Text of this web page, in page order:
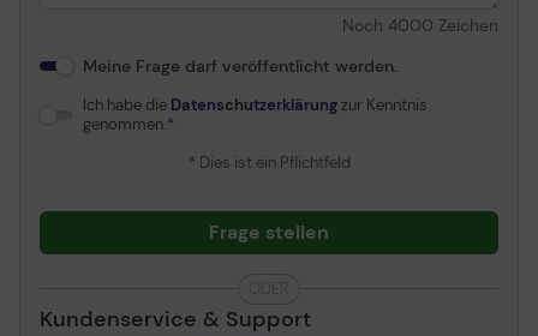
Noch 4000 Zeichen
Meine Frage darf veröffentlicht werden.
Ich habe die Datenschutzerklärungzur Kenntnis
genommen.
* Dies ist ein Pflichtfeld
Frage stellen
Kundenservice & Support